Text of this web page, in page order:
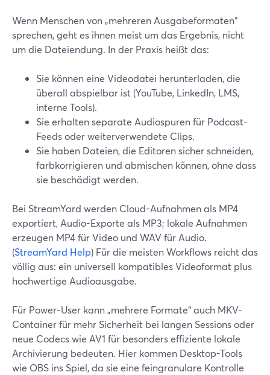
Wenn Menschen von „mehreren Ausgabeformaten“
sprechen, geht es ihnen meist um das Ergebnis, nicht
um die Dateiendung. In der Praxis heißt das:
Sie können eine Videodatei herunterladen, die
überall abspielbar ist (YouTube, LinkedIn, LMS,
interne Tools).
Sie erhalten separate Audiospuren für Podcast-
Feeds oder weiterverwendete Clips.
Sie haben Dateien, die Editoren sicher schneiden,
farbkorrigieren und abmischen können, ohne dass
sie beschädigt werden.
Bei StreamYard werden Cloud-Aufnahmen als MP4
exportiert, Audio-Exporte als MP3; lokale Aufnahmen
erzeugen MP4 für Video und WAV für Audio.
(StreamYard Help) Für die meisten Workflows reicht das
völlig aus: ein universell kompatibles Videoformat plus
hochwertige Audioausgabe.
Für Power-User kann „mehrere Formate“ auch MKV-
Container für mehr Sicherheit bei langen Sessions oder
neue Codecs wie AV1 für besonders effiziente lokale
Archivierung bedeuten. Hier kommen Desktop-Tools
wie OBS ins Spiel, da sie eine feingranulare Kontrolle